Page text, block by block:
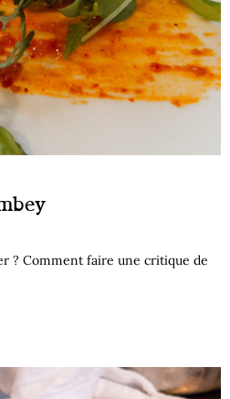
? Comment faire une critique de